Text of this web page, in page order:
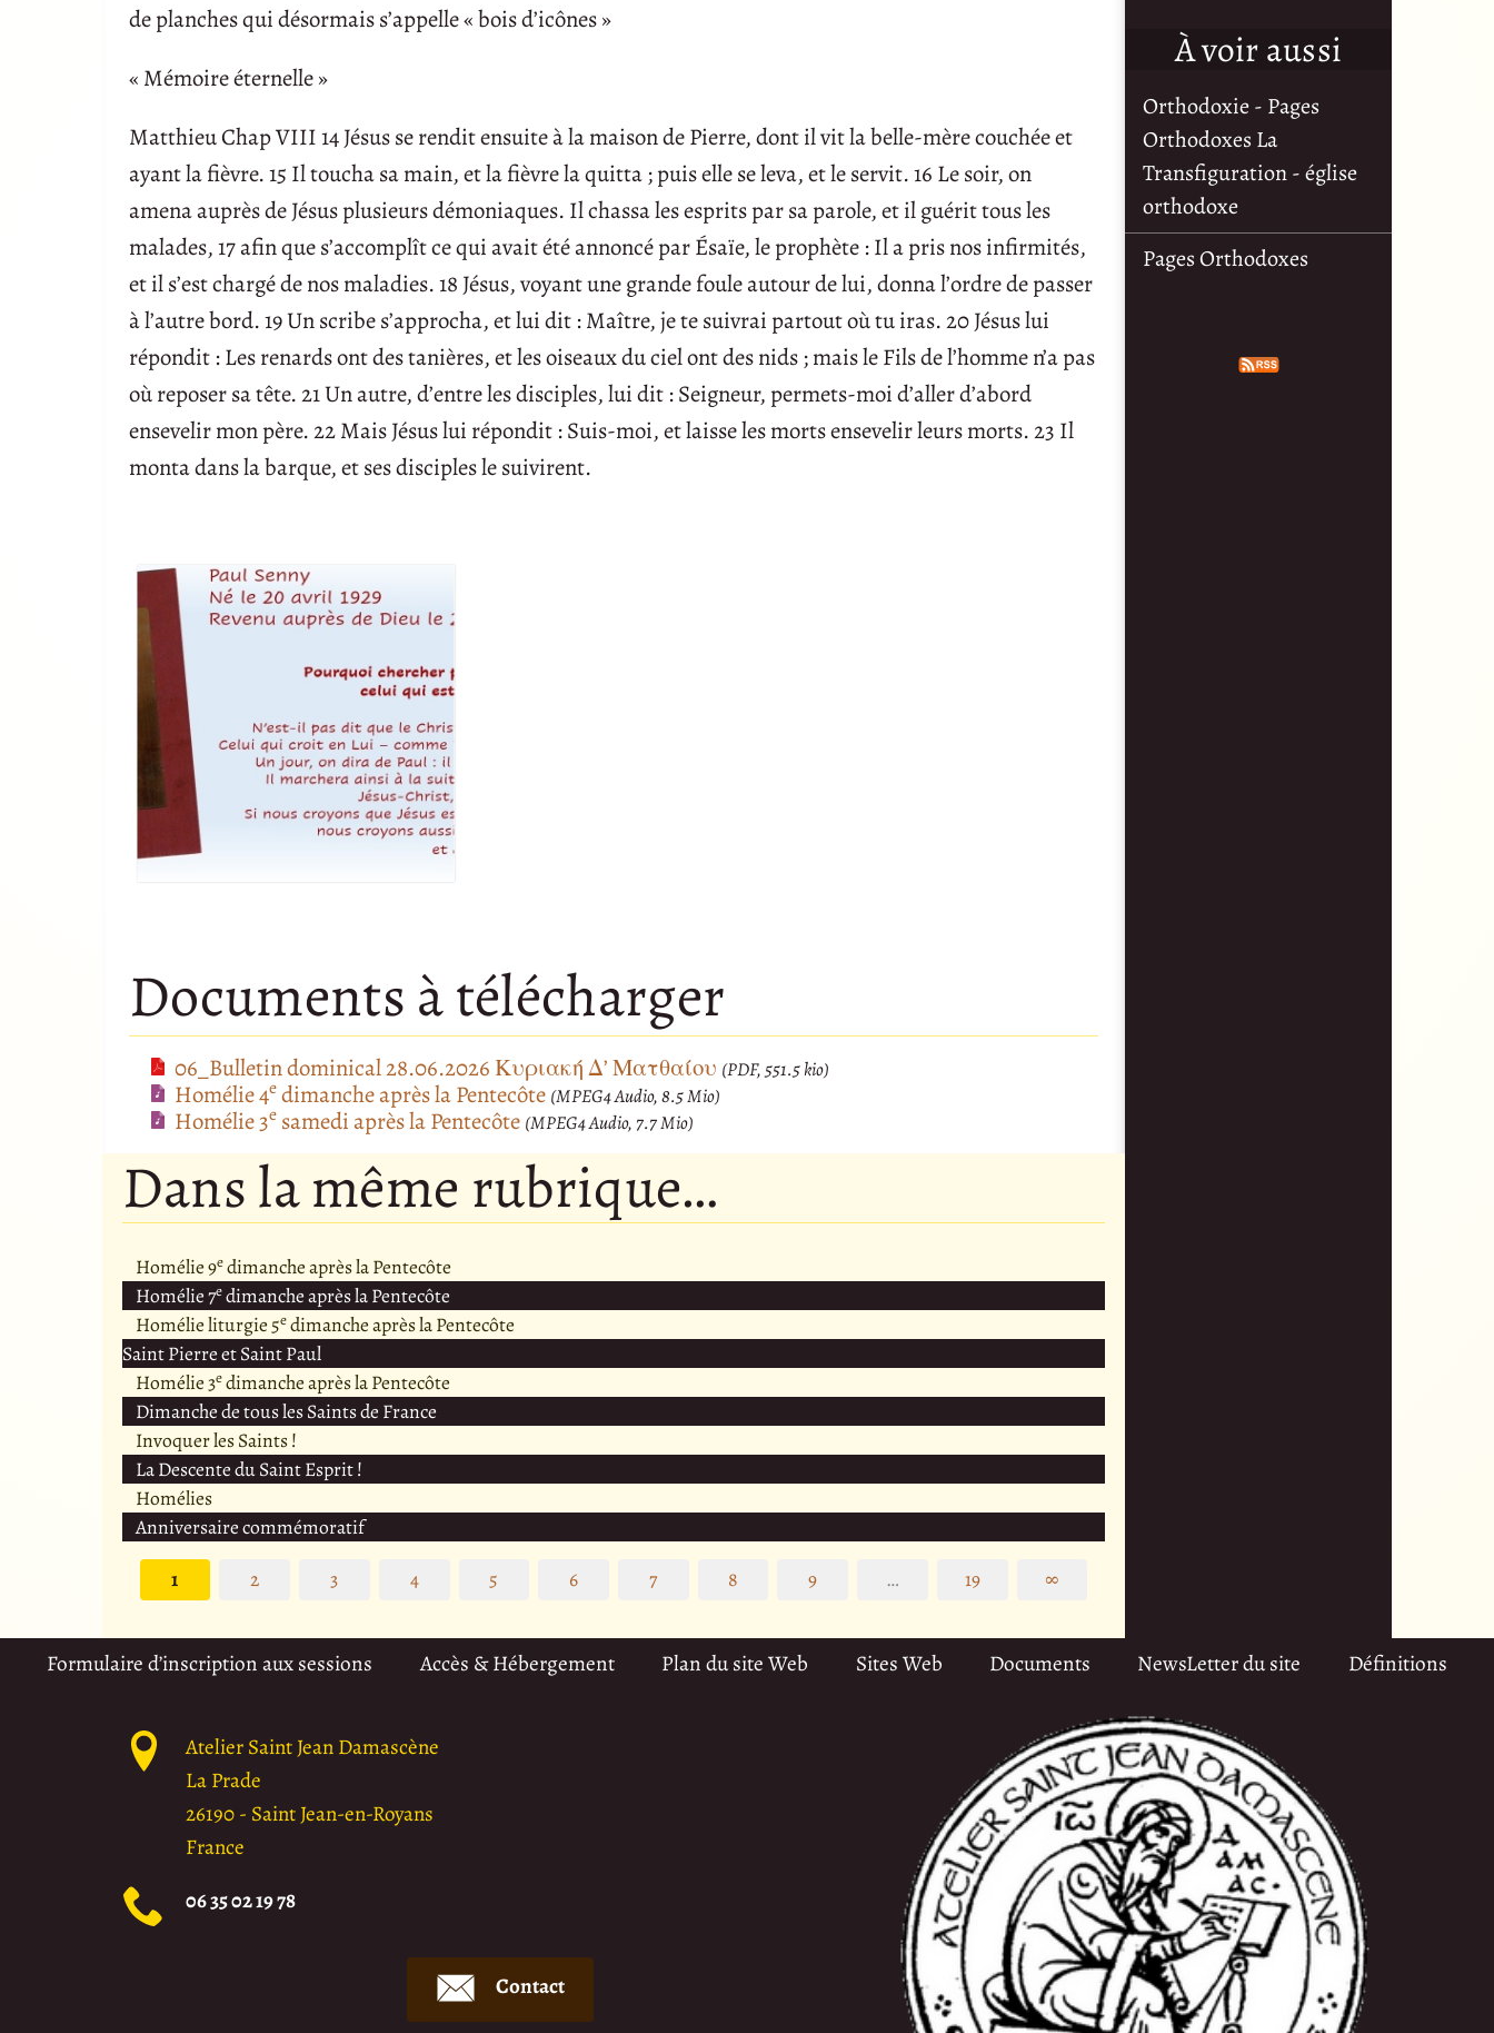
de planches qui désormais s’appelle « bois d’icônes »
« Mémoire éternelle »
Matthieu Chap VIII 14 Jésus se rendit ensuite à la maison de Pierre, dont il vit la belle-mère couchée et
ayant la fièvre. 15 Il toucha sa main, et la fièvre la quitta ; puis elle se leva, et le servit. 16 Le soir, on
amena auprès de Jésus plusieurs démoniaques. Il chassa les esprits par sa parole, et il guérit tous les
malades, 17 afin que s’accomplît ce qui avait été annoncé par Ésaïe, le prophète : Il a pris nos infirmités,
et il s’est chargé de nos maladies. 18 Jésus, voyant une grande foule autour de lui, donna l’ordre de passer
à l’autre bord. 19 Un scribe s’approcha, et lui dit : Maître, je te suivrai partout où tu iras. 20 Jésus lui
répondit : Les renards ont des tanières, et les oiseaux du ciel ont des nids ; mais le Fils de l’homme n’a pas
où reposer sa tête. 21 Un autre, d’entre les disciples, lui dit : Seigneur, permets-moi d’aller d’abord
ensevelir mon père. 22 Mais Jésus lui répondit : Suis-moi, et laisse les morts ensevelir leurs morts. 23 Il
monta dans la barque, et ses disciples le suivirent.
Documents à télécharger
06_Bulletin dominical 28.06.2026 Κυριακή Δ’ Ματθαίου (PDF, 551.5 kio)
Homélie 4edimanche après la Pentecôte (MPEG4 Audio, 8.5 Mio)
Homélie 3e samedi après la Pentecôte (MPEG4 Audio, 7.7 Mio)
Dans la même rubrique…
Homélie 9edimanche après la Pentecôte
Homélie 7edimanche après la Pentecôte
Homélie liturgie 5edimanche après la Pentecôte
Saint Pierre et Saint Paul
Homélie 3edimanche après la Pentecôte
Dimanche de tous les Saints de France
Invoquer les Saints !
La Descente du Saint Esprit !
Homélies
Anniversaire commémoratif
1
2 3 4 5 6 7 8 9 … 19 ∞
À voir aussi
Orthodoxie - Pages
Orthodoxes La
Transfiguration - église
orthodoxe
Pages Orthodoxes
Formulaire d’inscription aux sessions Accès & Hébergement Plan du site Web Sites Web Documents NewsLetter du site Définitions
Atelier Saint Jean Damascène
La Prade
26190- Saint Jean-en-Royans
France
06 35 02 19 78
Contact